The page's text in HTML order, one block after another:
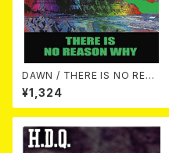
DAWN / THERE IS NO REAS
¥1,324